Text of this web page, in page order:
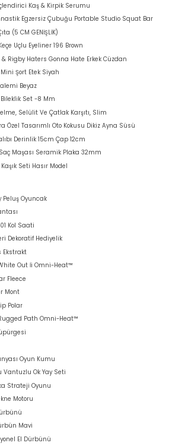
Kaş & Kirpik Serumu
Egzersiz Çubuğu Portable Studio Squat Bar
(5 CM GENİŞLİK)
Uçlu Eyeliner 196 Brown
Rigby Haters Gonna Hate Erkek Cüzdan
Şort Etek Siyah
Beyaz
Bileklik Set -8 Mm
Selülit Ve Çatlak Karşıtı, Slim
Özel Tasarımlı Oto Kokusu Dikiz Ayna Süsü
Derinlik 15cm Çap 12cm
Maşası Seramik Plaka 32mm
Seti Hasır Model
Peluş Oyuncak
Kol Saati
Dekoratif Hediyelik
Ekstrakt
Out İi Omni-Heat™
Fleece
Mont
Polar
Path Omni-Heat™
Oyun Kumu
Vantuzlu Ok Yay Seti
Strateji Oyunu
Motoru
Mavi
El Dürbünü